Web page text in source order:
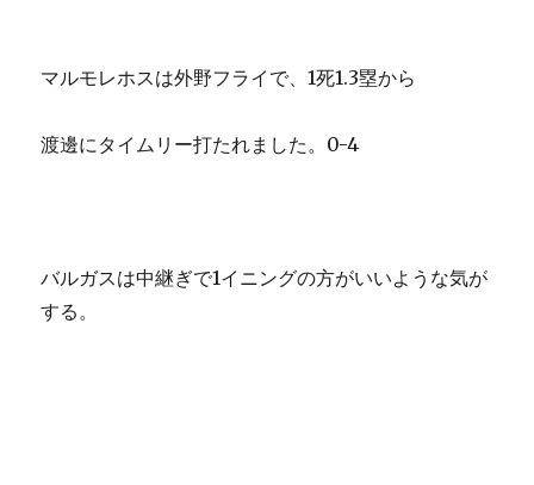
マルモレホスは外野フライで、1死1.3塁から
渡邊にタイムリー打たれました。0-4
バルガスは中継ぎで1イニングの方がいいような気が
する。